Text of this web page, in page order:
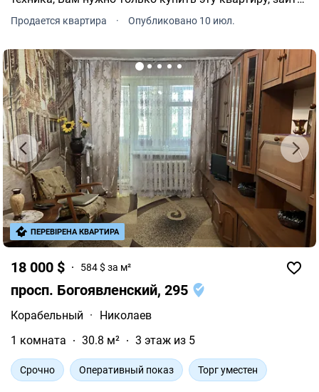
Продается квартира · Опубликовано 10 июл.
18 000 $ 584 $ за м²
просп. Богоявленский, 295
Корабельный ·
Николаев
1 комната
30.8 м² 3 этаж из 5
Срочно Оперативный показ Торг уместен
ПЕРЕВІРЕНА КВАРТИРА